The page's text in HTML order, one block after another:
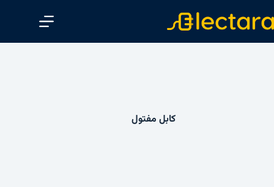
ش
کابل مفتول